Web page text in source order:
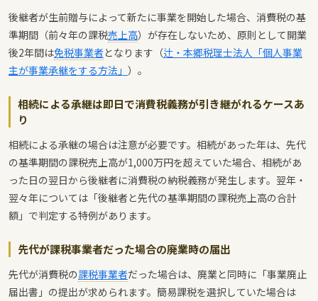
後継者が生前贈与によって新たに事業を開始した場合、消費税の基
準期間（前々年の課税売上高）が存在しないため、原則として開業
後2年間は免税事業者となります（辻・本郷税理士法人「個人事業
主が事業承継をする方法」 ）。
相続による承継は即日で消費税義務が引き継がれるケースあ
り
相続による承継の場合は注意が必要です。相続があった年は、先代
の基準期間の課税売上高が1,000万円を超えていた場合、相続があ
った日の翌日から後継者に消費税の納税義務が発生します。翌年・
翌々年については「後継者と先代の基準期間の課税売上高の合計
額」で判定する特例があります。
先代が課税事業者だった場合の廃業時の届出
先代が消費税の課税事業者だった場合は、廃業と同時に「事業廃止
届出書」の提出が求められます。簡易課税を選択していた場合は